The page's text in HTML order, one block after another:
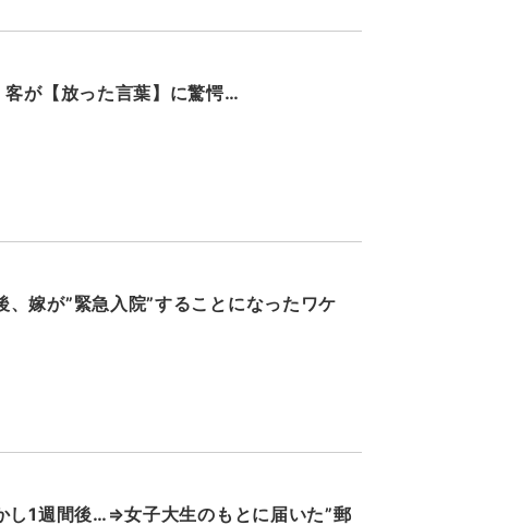
が【放った言葉】に驚愕…
嫁が”緊急入院”することになったワケ
し1週間後…⇒女子大生のもとに届いた”郵